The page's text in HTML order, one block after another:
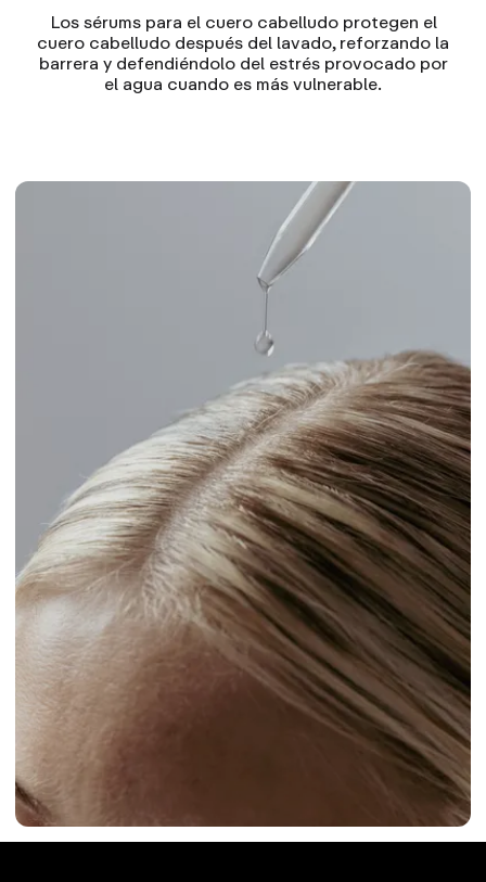
Los sérums para el cuero cabelludo protegen el
cuero cabelludo después del lavado, reforzando la
barrera y defendiéndolo del estrés provocado por
el agua cuando es más vulnerable.